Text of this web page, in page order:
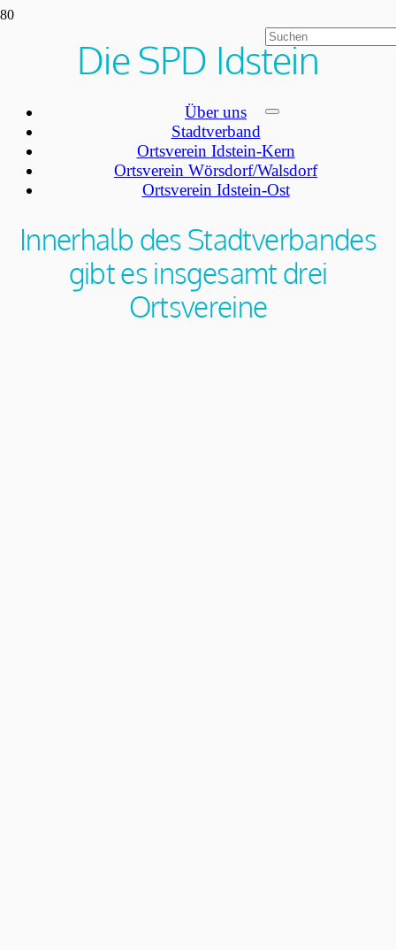
Die SPD Idstein
Über uns
Stadtverband
Ortsverein Idstein-Kern
Ortsverein Wörsdorf/Walsdorf
Ortsverein Idstein-Ost
Innerhalb des Stadtverbandes
gibt es insgesamt drei
Ortsvereine